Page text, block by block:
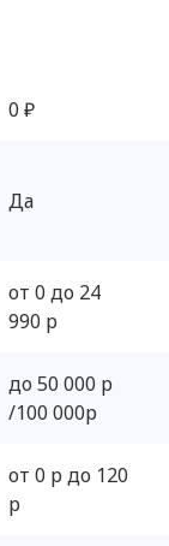
0 ₽
Да
от 0 до 24
990 р
до 50 000 р
/100 000р
от 0 р до 120
р